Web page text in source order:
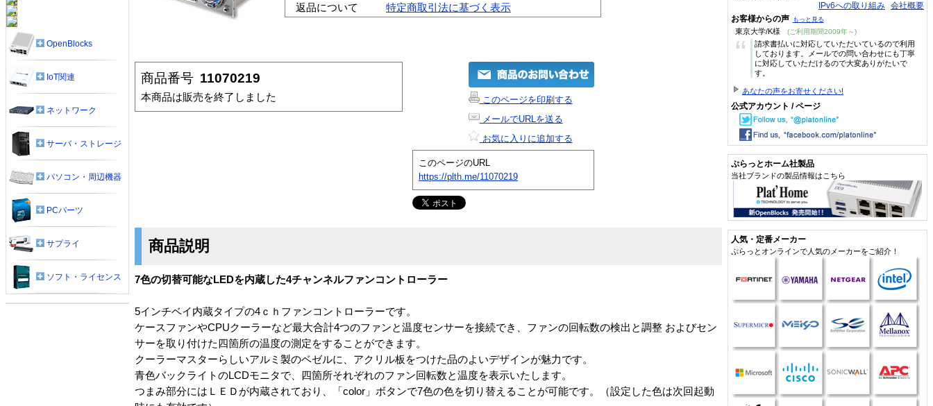
返品について
特定商取引法に基づく表示
商品番号 11070219
本商品は販売を終了しました
このページを印刷する
メールでURLを送る
お気に入りに追加する
このページのURL
https://plth.me/11070219
商品説明
7色の切替可能なLEDを内蔵した4チャンネルファンコントローラー
5インチベイ内蔵タイプの4ｃｈファンコントローラーです。
ケースファンやCPUクーラーなど最大合計4つのファンと温度センサーを接続でき、ファンの回転数の検出と調整 およびセン
サーを取り付けた四箇所の温度の測定をすることができます。
クーラーマスターらしいアルミ製のベゼルに、アクリル板をつけた品のよいデザインが魅力です。
青色バックライトのLCDモニタで、四箇所それぞれのファン回転数と温度を表示いたします。
つまみ部分にはＬＥＤが内蔵されており、「color」ボタンで7色の色を切り替えることが可能です。（設定した色は次回起動
OpenBlocks
IoT関連
ネットワーク
サーバ・ストレージ
パソコン・周辺機器
PCパーツ
サプライ
ソフト・ライセンス
IPv6への取り組み 会社概要
お客様からの声 もっと見る
東京大学/K様 (ご利用期間2009年～)
“
請求書払いに対応していただいているので利用
しております。メールでの問い合わせにも丁寧
に対応していただけるので大変ありがたいで
す。
あなたの声をお寄せください!
公式アカウント / ページ
ぷらっとホーム社製品
当社ブランドの製品情報はこちら
人気・定番メーカー
ぷらっとオンラインで人気のメーカーをご紹介！